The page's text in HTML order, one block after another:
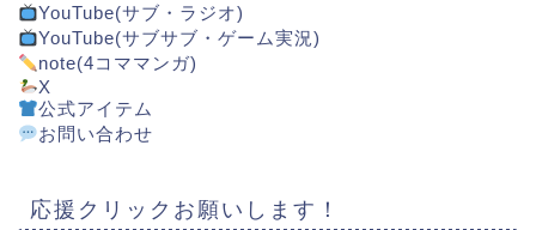
YouTube(サブ・ラジオ)
YouTube(サブサブ・ゲーム実況)
note(4コママンガ)
X
公式アイテム
お問い合わせ
応援クリックお願いします！